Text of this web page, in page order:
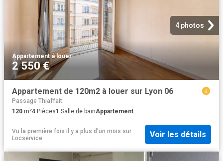
4 photos
Appartement·à louer
2 550 €
Appartement de 120m2 à louer sur Lyon 06
Passage Thiaffait
120 m²4 Pièces1 Salle de bainAppartement
Vu la première fois il y a plus d'un mois sur
Locservice
Voir les détails